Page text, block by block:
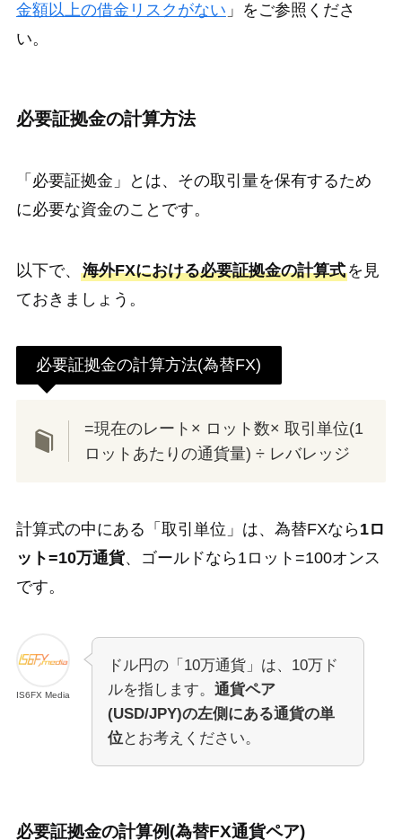
金額以上の借金リスクがない 」をご参照くださ
い。
必要証拠金の計算方法
「必要証拠金」とは、その取引量を保有するため
に必要な資金のことです。
以下で、 海外FXにおける必要証拠金の計算式を見
ておきましょう。
必要証拠金の計算方法(為替FX)
=現在のレート× ロット数× 取引単位(1
ロットあたりの通貨量) ÷ レバレッジ
計算式の中にある「取引単位」は、為替FXなら 1ロ
ット=10万通貨、ゴールドなら1ロット=100オンス
です。
IS6FX Media
ドル円の「10万通貨」は、10万ド
ルを指します。 通貨ペア
(USD/JPY)の左側にある通貨の単
位とお考えください。
必要証拠金の計算例(為替FX通貨ペア)